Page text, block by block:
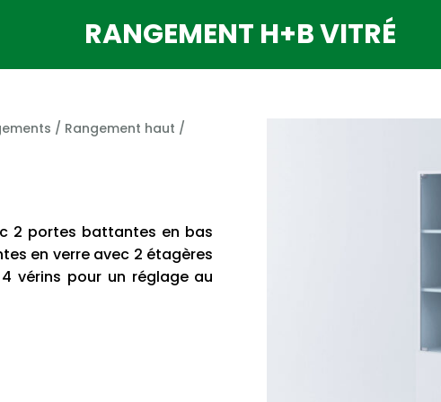
RANGEMENT H+B VITRÉ
/ Rangement haut /
2 portes battantes en bas
en verre avec 2 étagères
vérins pour un réglage au